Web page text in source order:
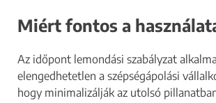
Miért fontos a
Az időpont lemondási szabályzat
elengedhetetlen a szépségápolási
hogy minimalizálják az utolsó